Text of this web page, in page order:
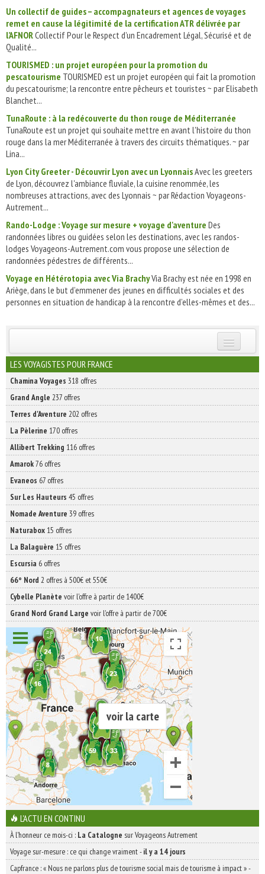
Un collectif de guides – accompagnateurs et agences de voyages
remet en cause la légitimité de la certification ATR délivrée par
l’AFNORCollectif Pour le Respect d’un Encadrement Légal, Sécurisé et de
Qualité...
TOURISMED : un projet européen pour la promotion du
pescatourisme TOURISMED est un projet européen qui fait la promotion
du pescatourisme; la rencontre entre pêcheurs et touristes ~ par Elisabeth
Blanchet...
TunaRoute : à la redécouverte du thon rouge de Méditerranée
TunaRoute est un projet qui souhaite mettre en avant l'histoire du thon
rouge dans la mer Méditerranée à travers des circuits thématiques. ~ par
Lina...
Lyon City Greeter - Découvrir Lyon avec un LyonnaisAvec les greeters
de Lyon, découvrez l'ambiance fluviale, la cuisine renommée, les
nombreuses attractions, avec des Lyonnais ~ par Rédaction Voyageons-
Autrement...
Rando-Lodge : Voyage sur mesure + voyage d'aventure Des
randonnées libres ou guidées selon les destinations, avec les randos-
lodges Voyageons-Autrement.com vous propose une sélection de
randonnées pédestres de différents...
Voyage en Hétérotopia avec Via BrachyVia Brachy est née en 1998 en
Ariège, dans le but d’emmener des jeunes en difficultés sociales et des
personnes en situation de handicap à la rencontre d’elles-mêmes et des...
INSCRIVEZ-VOUS | ABONNEZ-VOUS
LES VOYAGISTES POUR FRANCE
Chamina Voyages 318 offres
Grand Angle 237 offres
Terres d'Aventure 202 offres
La Pèlerine 170 offres
Allibert Trekking 116 offres
Amarok76 offres
Evaneos 67 offres
Sur Les Hauteurs 45 offres
Nomade Aventure 39 offres
Naturabox 15 offres
La Balaguère 15 offres
Escursia 6 offres
66° Nord 2 offres à 500€ et 550€
Cybelle Planète voir l'offre à partir de 1400€
Grand Nord Grand Large voir l'offre à partir de 700€
voir la carte
L'ACTU EN CONTINU
À l'honneur ce mois-ci : La Catalogne sur Voyageons Autrement
Voyage sur-mesure : ce qui change vraiment-il y a 14 jours
Capfrance : « Nous ne parlons plus de tourisme social mais de tourisme à impact »-